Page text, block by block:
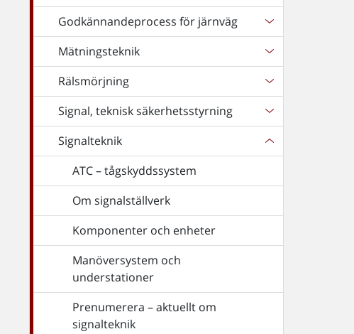
Godkännandeprocess för järnväg
Mätningsteknik
Rälsmörjning
Signal, teknisk säkerhetsstyrning
Signalteknik
ATC – tågskyddssystem
Om signalställverk
Komponenter och enheter
Manöversystem och
understationer
Prenumerera – aktuellt om
signalteknik